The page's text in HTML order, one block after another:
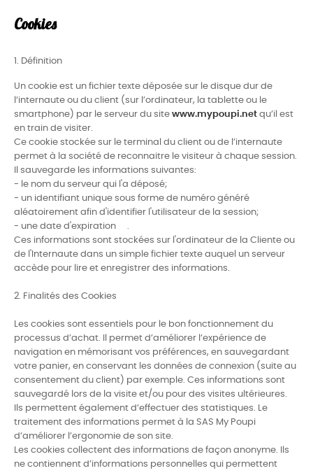
Cookies
1. Définition
Un cookie est un fichier texte déposée sur le disque dur de
l’internaute ou du client (sur l’ordinateur, la tablette ou le
smartphone) par le serveur du site www.mypoupi.net qu’il est
en train de visiter.
Ce cookie stockée sur le terminal du client ou de l’internaute
permet à la société de reconnaitre le visiteur à chaque session.
Il sauvegarde les informations suivantes:
- le nom du serveur qui l'a déposé;
- un identifiant unique sous forme de numéro généré
aléatoirement afin d'identifier l'utilisateur de la session;
- une date d'expiration .
Ces informations sont stockées sur l'ordinateur de la Cliente ou
de l'Internaute dans un simple fichier texte auquel un serveur
accède pour lire et enregistrer des informations.
2. Finalités des Cookies
Les cookies sont essentiels pour le bon fonctionnement du
processus d’achat. Il permet d’améliorer l’expérience de
navigation en mémorisant vos préférences, en sauvegardant
votre panier, en conservant les données de connexion (suite au
consentement du client) par exemple. Ces informations sont
sauvegardé lors de la visite et/ou pour des visites ultérieures.
Ils permettent également d’effectuer des statistiques. Le
traitement des informations permet à la SAS My Poupi
d’améliorer l’ergonomie de son site.
Les cookies collectent des informations de façon anonyme. Ils
ne contiennent d’informations personnelles qui permettent